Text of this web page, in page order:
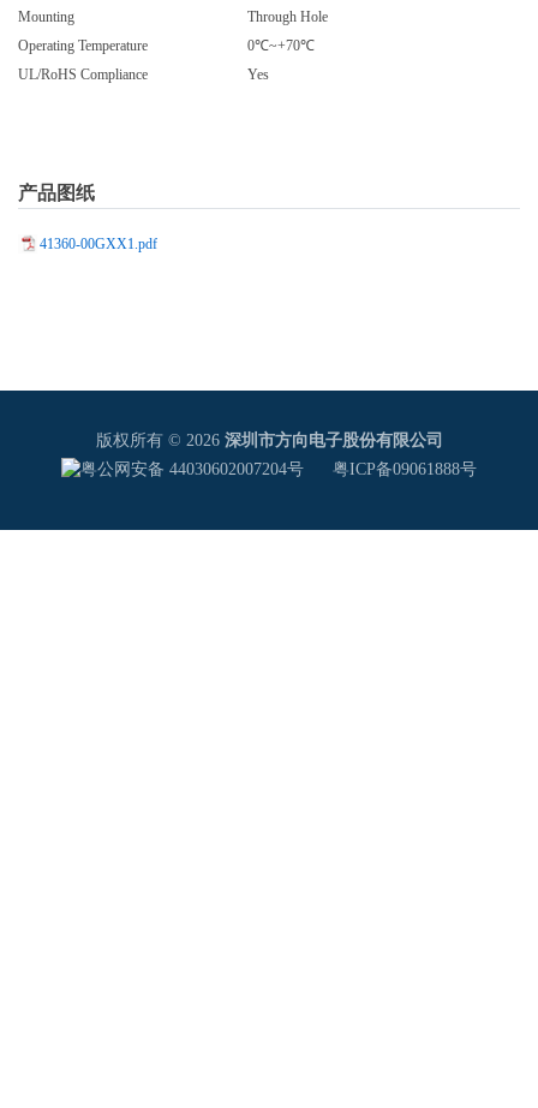
Mounting
Through Hole
Operating Temperature
0℃~+70℃
UL/RoHS Compliance
Yes
产品图纸
41360-00GXX1.pdf
版权所有 © 2026 深圳市方向电子股份有限公司
粤公网安备 44030602007204号
粤ICP备09061888号